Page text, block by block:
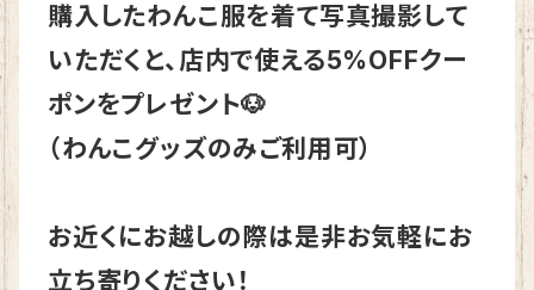
購入したわんこ服を着て写真撮影して
いただくと、店内で使える5%OFFクー
ポンをプレゼント🐶
（わんこグッズのみご利用可）
お近くにお越しの際は是非お気軽にお
立ち寄りください！